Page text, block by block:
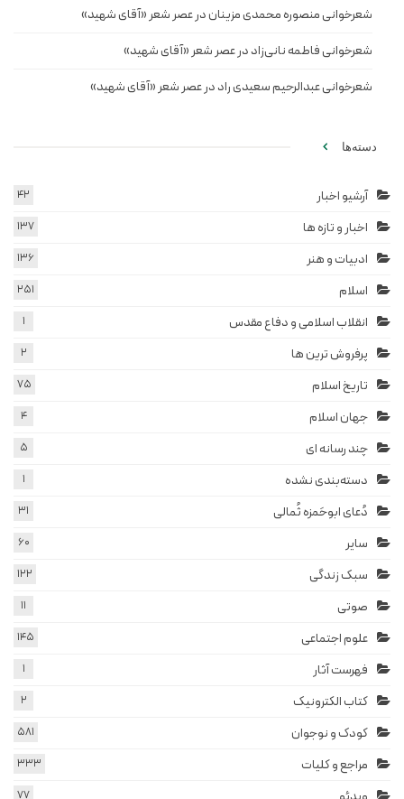
شعرخوانی منصوره محمدی مزینان در عصر شعر «آقای شهید»
شعرخوانی فاطمه نانی‌زاد در عصر شعر «آقای شهید»
شعرخوانی عبدالرحیم سعیدی راد در عصر شعر «آقای شهید»
دسته‌ها
آرشیو اخبار 42
اخبار و تازه ها 137
ادبیات و هنر 136
اسلام 251
انقلاب اسلامی و دفاع مقدس 1
پرفروش ترین ها 2
تاریخ اسلام 75
جهان اسلام 4
چند رسانه ای 5
دسته‌بندی نشده 1
دُعای ابوحَمزه ثُمالی 31
سایر 60
سبک زندگی 122
صوتی 11
علوم اجتماعی 145
فهرست آثار 1
کتاب الکترونیک 2
کودک و نوجوان 581
مراجع و کلیات 333
77